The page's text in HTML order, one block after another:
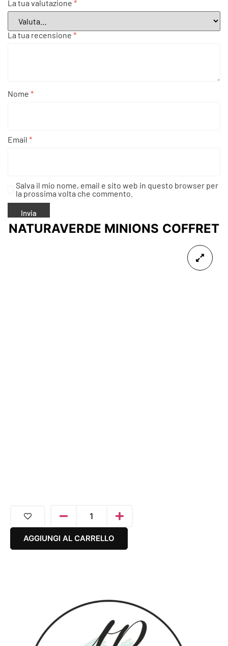
La tua valutazione *
La tua recensione *
Nome *
Email *
Salva il mio nome, email e sito web in questo browser per
la prossima volta che commento.
NATURAVERDE MINIONS COFFRET
AGGIUNGI AL CARRELLO